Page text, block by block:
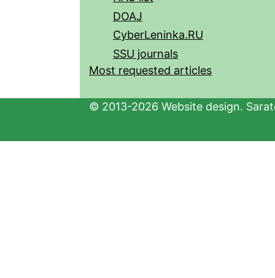
DOAJ
CyberLeninka.RU
SSU journals
Most requested articles
© 2013-2026 Website design.